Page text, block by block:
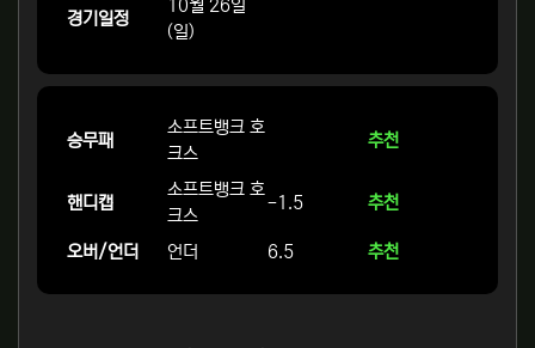
경기일정
10월 26일
(일)
승무패
소프트뱅크 호
크스
추천
핸디캡
소프트뱅크 호
크스
-1.5 추천
오버/언더 언더 6.5 추천